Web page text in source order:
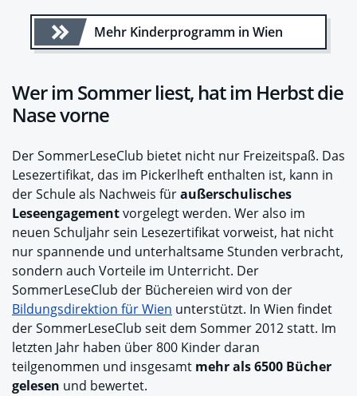
Mehr Kinderprogramm in Wien
Wer im Sommer liest, hat im Herbst die
Nase vorne
Der SommerLeseClub bietet nicht nur Freizeitspaß. Das
Lesezertifikat, das im Pickerlheft enthalten ist, kann in
der Schule als Nachweis füraußerschulisches
Leseengagementvorgelegt werden. Wer also im
neuen Schuljahr sein Lesezertifikat vorweist, hat nicht
nur spannende und unterhaltsame Stunden verbracht,
sondern auch Vorteile im Unterricht. Der
SommerLeseClub der Büchereien wird von der
Bildungsdirektion für Wien unterstützt. In Wien findet
der SommerLeseClub seit dem Sommer 2012 statt. Im
letzten Jahr haben über 800 Kinder daran
teilgenommen und insgesamt mehr als 6500 Bücher
gelesen und bewertet.